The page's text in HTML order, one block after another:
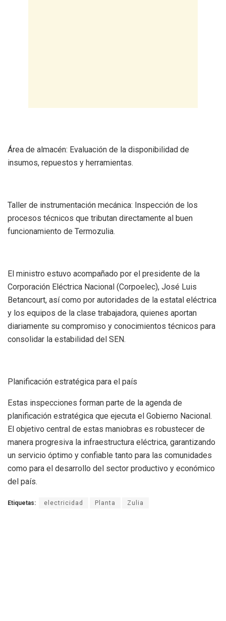
Área de almacén: Evaluación de la disponibilidad de
insumos, repuestos y herramientas.
Taller de instrumentación mecánica: Inspección de los
procesos técnicos que tributan directamente al buen
funcionamiento de Termozulia.
El ministro estuvo acompañado por el presidente de la
Corporación Eléctrica Nacional (Corpoelec), José Luis
Betancourt, así como por autoridades de la estatal eléctrica
y los equipos de la clase trabajadora, quienes aportan
diariamente su compromiso y conocimientos técnicos para
consolidar la estabilidad del SEN.
Planificación estratégica para el país
Estas inspecciones forman parte de la agenda de
planificación estratégica que ejecuta el Gobierno Nacional.
El objetivo central de estas maniobras es robustecer de
manera progresiva la infraestructura eléctrica, garantizando
un servicio óptimo y confiable tanto para las comunidades
como para el desarrollo del sector productivo y económico
del país.
Etiquetas: electricidad Planta Zulia